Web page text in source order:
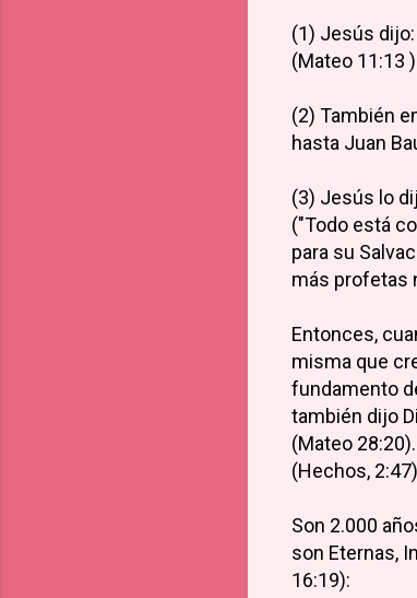
(1) Jesús
(Mateo 11:13 )
(2) También
hasta Juan
(3) Jesús lo
("Todo está
para su
más profetas
Entonces,
misma que
fundamento
también dijo
(Mateo 28:20).
(Hechos,
Son 2.000
son Eternas,
16:19):